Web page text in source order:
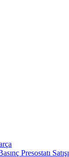
Presostatı Satışı